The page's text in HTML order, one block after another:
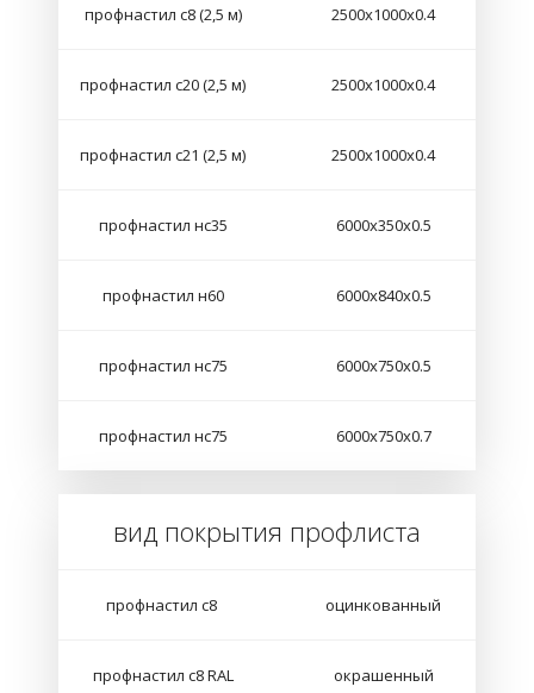
профнастил с8 (2,5 м) 2500х1000х0.4
профнастил с20 (2,5 м) 2500х1000х0.4
профнастил с21 (2,5 м) 2500х1000х0.4
профнастил нс35 6000х350х0.5
профнастил н60 6000х840х0.5
профнастил нс75 6000х750х0.5
профнастил нс75 6000х750х0.7
вид покрытия профлиста
профнастил с8 оцинкованный
профнастил с8 RAL окрашенный